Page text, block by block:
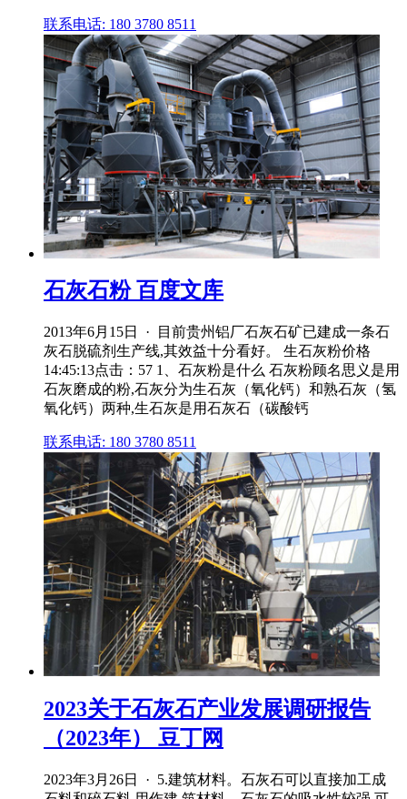
联系电话: 180 3780 8511
石灰石粉 百度文库
2013年6月15日 · 目前贵州铝厂石灰石矿已建成一条石
灰石脱硫剂生产线,其效益十分看好。 生石灰粉价格
14:45:13点击：57 1、石灰粉是什么 石灰粉顾名思义是用
石灰磨成的粉,石灰分为生石灰（氧化钙）和熟石灰（氢
氧化钙）两种,生石灰是用石灰石（碳酸钙
联系电话: 180 3780 8511
2023关于石灰石产业发展调研报告
（2023年） 豆丁网
2023年3月26日 · 5.建筑材料。石灰石可以直接加工成